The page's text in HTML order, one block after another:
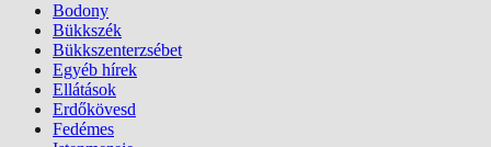
Bodony
Bükkszék
Bükkszenterzsébet
Egyéb hírek
Ellátások
Erdőkövesd
Fedémes